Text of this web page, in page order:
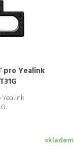
pro Yealink
Yealink
skladem